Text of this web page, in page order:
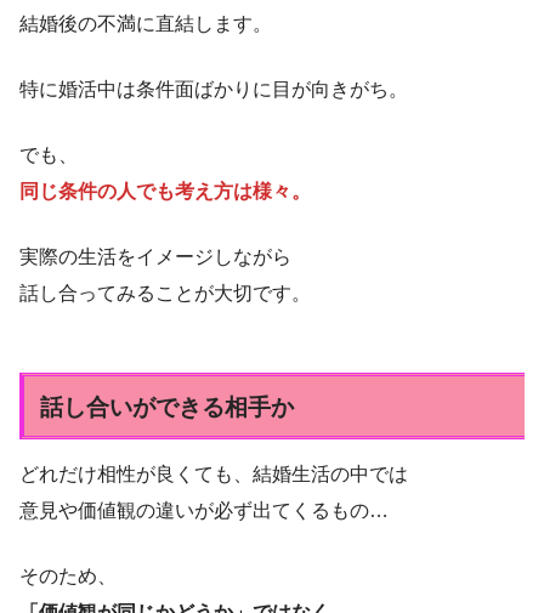
結婚後の不満に直結します。
特に婚活中は条件面ばかりに目が向きがち。
でも、
同じ条件の人でも考え方は様々。
実際の生活をイメージしながら
話し合ってみることが大切です。
話し合いができる相手か
どれだけ相性が良くても、結婚生活の中では
意見や価値観の違いが必ず出てくるもの…
そのため、